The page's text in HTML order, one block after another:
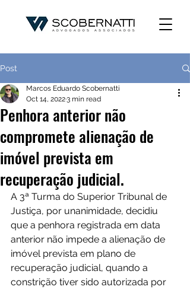
Post
Penhora anterior não
compromete alienação de
imóvel prevista em
recuperação judicial.
Marcos Eduardo Scobernatti
Oct 14, 20223 min read
A 3ª Turma do Superior Tribunal de
Justiça, por unanimidade, decidiu
que a penhora registrada em data
anterior não impede a alienação de
imóvel prevista em plano de
recuperação judicial, quando a
constrição tiver sido autorizada por